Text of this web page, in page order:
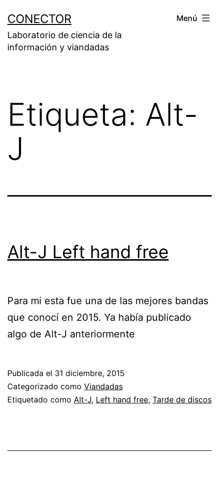
contenido
CONECTOR
Laboratorio de ciencia de la
información y viandadas
Menú
Etiqueta: Alt-
J
Alt-J Left hand free
Para mi esta fue una de las mejores bandas
que conocí en 2015. Ya había publicado
algo de Alt-J anteriormente
Publicada el 31 diciembre, 2015
Categorizado como Viandadas
Etiquetado como Alt-J, Left hand free, Tarde de discos